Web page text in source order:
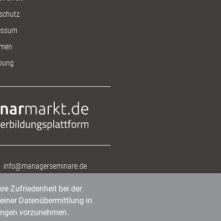
info@managerseminare.de
Zufriedenheit bei der
Datenübermittlung in
vorzunehmen.